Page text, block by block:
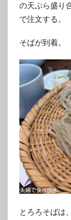
の天ぷら盛り
で注文する。
そばが到着。
とろろそばは